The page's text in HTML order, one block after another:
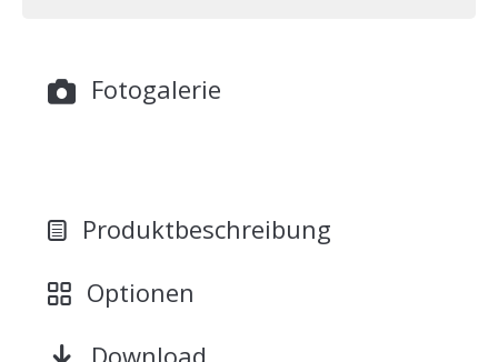
Fotogalerie
Produktbeschreibung
Optionen